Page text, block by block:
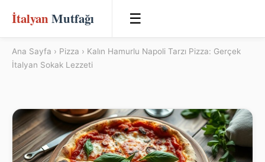
İtalyan Mutfağı ☰
Ana Sayfa › Pizza › Kalın Hamurlu Napoli Tarzı Pizza: Gerçek
İtalyan Sokak Lezzeti